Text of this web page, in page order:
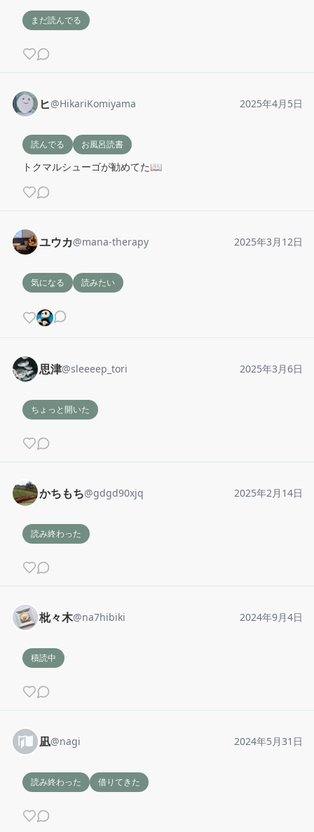
まだ読んでる
ヒ@HikariKomiyama 2025年4月5日
読んでる お風呂読書
トクマルシューゴが勧めてた📖
ユウカ@mana-therapy 2025年3月12日
気になる 読みたい
思津@sleeeep_tori 2025年3月6日
ちょっと開いた
かちもち@gdgd90xjq 2025年2月14日
読み終わった
枇々木@na7hibiki 2024年9月4日
積読中
凪@nagi 2024年5月31日
読み終わった 借りてきた